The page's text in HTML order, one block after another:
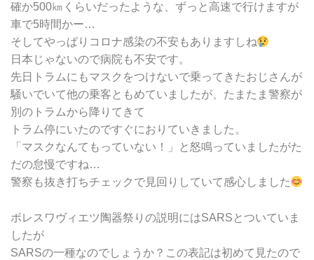
確か500㎞くらいだったような、ずっと高速で行けますが
車で5時間かー…
そしてやっぱりコロナ感染の不安もありますしね
日本じゃないので病院も不安です。
先日トラムにもマスクをつけないで乗ってきたおじさんが
騒いでいて他の乗客ともめていましたが、たまたま警察が
別のトラムから降りてきて
トラム停にいたのですぐにおりていきました。
「マスクなんてもっていない！」と怒鳴っていましたがた
だの怠慢ですね…
警察も抜き打ちチェックで見回りしていて感心しました
ボレスワヴィエツ陶器祭りの説明にはSARSとついていま
したが
SARSの一種なのでしょうか？この表記は初めて見たので